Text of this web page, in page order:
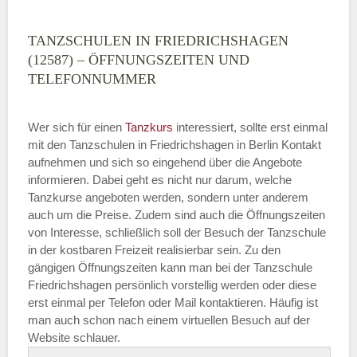
TANZSCHULEN IN FRIEDRICHSHAGEN
(12587) – ÖFFNUNGSZEITEN UND
TELEFONNUMMER
Wer sich für einen Tanzkurs interessiert, sollte erst einmal
mit den Tanzschulen in Friedrichshagen in Berlin Kontakt
aufnehmen und sich so eingehend über die Angebote
informieren. Dabei geht es nicht nur darum, welche
Tanzkurse angeboten werden, sondern unter anderem
auch um die Preise. Zudem sind auch die Öffnungszeiten
von Interesse, schließlich soll der Besuch der Tanzschule
in der kostbaren Freizeit realisierbar sein. Zu den
gängigen Öffnungszeiten kann man bei der Tanzschule
Friedrichshagen persönlich vorstellig werden oder diese
erst einmal per Telefon oder Mail kontaktieren. Häufig ist
man auch schon nach einem virtuellen Besuch auf der
Website schlauer.